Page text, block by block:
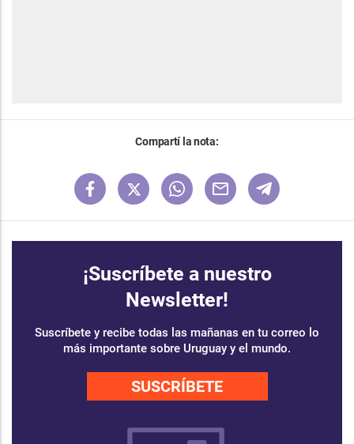
Compartí la nota:
¡Suscríbete a nuestro
Newsletter!
Suscríbete y recibe todas las mañanas en tu correo lo
más importante sobre Uruguay y el mundo.
SUSCRÍBETE